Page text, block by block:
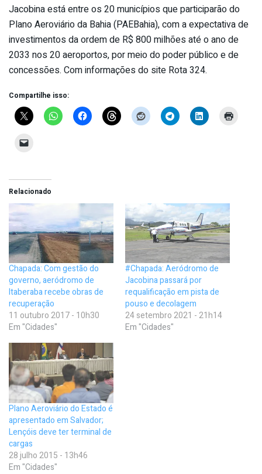
Jacobina está entre os 20 municípios que participarão do
Plano Aeroviário da Bahia (PAEBahia), com a expectativa de
investimentos da ordem de R$ 800 milhões até o ano de
2033 nos 20 aeroportos, por meio do poder público e de
concessões. Com informações do site Rota 324.
Compartilhe isso:
Relacionado
Chapada: Com gestão do
governo, aeródromo de
Itaberaba recebe obras de
recuperação
11 outubro 2017 - 10h30
Em "Cidades"
#Chapada: Aeródromo de
Jacobina passará por
requalificação em pista de
pouso e decolagem
24 setembro 2021 - 21h14
Em "Cidades"
Plano Aeroviário do Estado é
apresentado em Salvador;
Lençóis deve ter terminal de
cargas
28 julho 2015 - 13h46
Em "Cidades"